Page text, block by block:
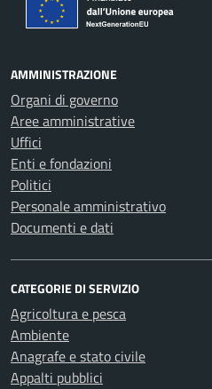
AMMINISTRAZIONE
Organi di governo
Aree amministrative
Uffici
Enti e fondazioni
Politici
Personale amministrativo
Documenti e dati
CATEGORIE DI SERVIZIO
Agricoltura e pesca
Ambiente
Anagrafe e stato civile
Appalti pubblici